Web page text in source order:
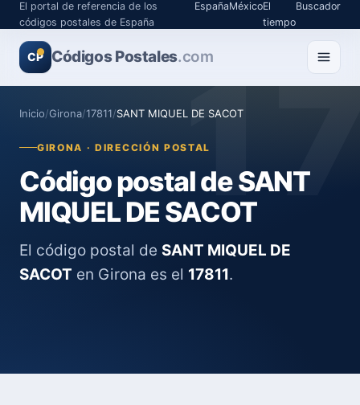
El portal de referencia de los
códigos postales de España
EspañaMéxicoEl
tiempo
Buscador
CP Códigos Postales.com
Inicio/Girona/17811/SANT MIQUEL DE SACOT
GIRONA · DIRECCIÓN POSTAL
Código postal de SANT
MIQUEL DE SACOT
El código postal de SANT MIQUEL DE
SACOT en Girona es el 17811.